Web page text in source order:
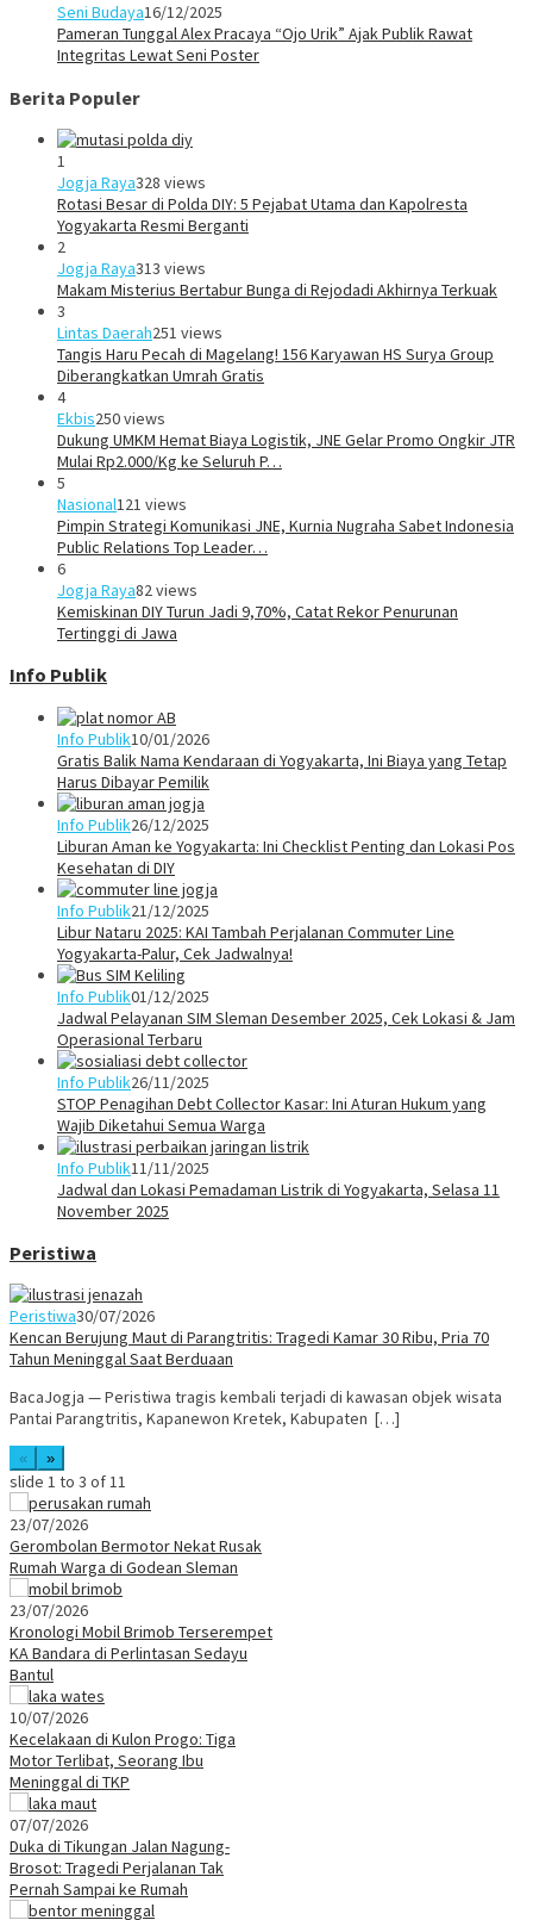
Seni Budaya16/12/2025
Pameran Tunggal Alex Pracaya “Ojo Urik” Ajak Publik Rawat
Integritas Lewat Seni Poster
Berita Populer
1
Jogja Raya328 views
Rotasi Besar di Polda DIY: 5 Pejabat Utama dan Kapolresta
Yogyakarta Resmi Berganti
2
Jogja Raya313 views
Makam Misterius Bertabur Bunga di Rejodadi Akhirnya Terkuak
3
Lintas Daerah251 views
Tangis Haru Pecah di Magelang! 156 Karyawan HS Surya Group
Diberangkatkan Umrah Gratis
4
Ekbis250 views
Dukung UMKM Hemat Biaya Logistik, JNE Gelar Promo Ongkir JTR
Mulai Rp2.000/Kg ke Seluruh P…
5
Nasional121 views
Pimpin Strategi Komunikasi JNE, Kurnia Nugraha Sabet Indonesia
Public Relations Top Leader…
6
Jogja Raya82 views
Kemiskinan DIY Turun Jadi 9,70%, Catat Rekor Penurunan
Tertinggi di Jawa
Info Publik
Info Publik10/01/2026
Gratis Balik Nama Kendaraan di Yogyakarta, Ini Biaya yang Tetap
Harus Dibayar Pemilik
Info Publik26/12/2025
Liburan Aman ke Yogyakarta: Ini Checklist Penting dan Lokasi Pos
Kesehatan di DIY
Info Publik21/12/2025
Libur Nataru 2025: KAI Tambah Perjalanan Commuter Line
Yogyakarta-Palur, Cek Jadwalnya!
Info Publik01/12/2025
Jadwal Pelayanan SIM Sleman Desember 2025, Cek Lokasi & Jam
Operasional Terbaru
Info Publik26/11/2025
STOP Penagihan Debt Collector Kasar: Ini Aturan Hukum yang
Wajib Diketahui Semua Warga
Info Publik11/11/2025
Jadwal dan Lokasi Pemadaman Listrik di Yogyakarta, Selasa 11
November 2025
Peristiwa
Peristiwa30/07/2026
Kencan Berujung Maut di Parangtritis: Tragedi Kamar 30 Ribu, Pria 70
Tahun Meninggal Saat Berduaan
BacaJogja — Peristiwa tragis kembali terjadi di kawasan objek wisata
Pantai Parangtritis, Kapanewon Kretek, Kabupaten […]
« »
slide 1 to 3 of 11
23/07/2026
Gerombolan Bermotor Nekat Rusak
Rumah Warga di Godean Sleman
23/07/2026
Kronologi Mobil Brimob Terserempet
KA Bandara di Perlintasan Sedayu
Bantul
10/07/2026
Kecelakaan di Kulon Progo: Tiga
Motor Terlibat, Seorang Ibu
Meninggal di TKP
07/07/2026
Duka di Tikungan Jalan Nagung-
Brosot: Tragedi Perjalanan Tak
Pernah Sampai ke Rumah